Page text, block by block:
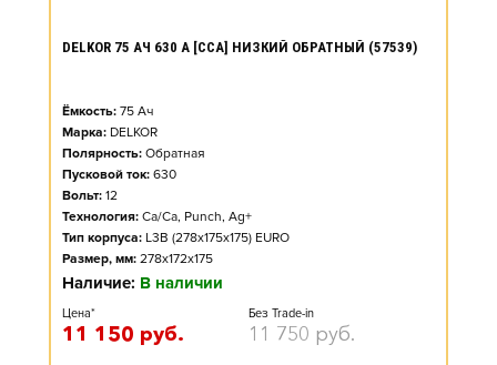
DELKOR 75 АЧ 630 А [CCA] НИЗКИЙ ОБРАТНЫЙ (57539)
Ёмкость: 75 Ач
Марка: DELKOR
Полярность: Обратная
Пусковой ток: 630
Вольт: 12
Технология: Ca/Ca, Punch, Ag+
Тип корпуса: L3B (278x175x175) EURO
Размер, мм: 278x172x175
Наличие: В наличии
Цена*
11 150 руб.
Без Trade-in
11 750 руб.